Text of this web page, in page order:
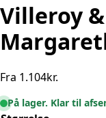
Villeroy &
Fra 1.104kr.
På lager. Klar til